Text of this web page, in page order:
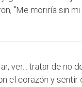
"Me moriría sin
ver... tratar de no
el corazón y sentir